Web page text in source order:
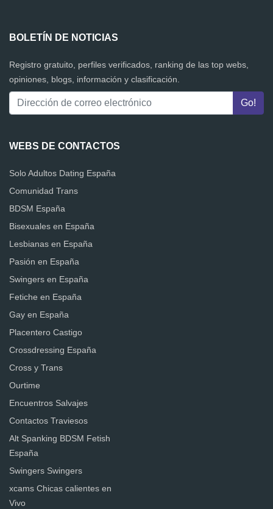
BOLETÍN DE NOTICIAS
Registro gratuito, perfiles verificados, ranking de las top webs,
opiniones, blogs, información y clasificación.
WEBS DE CONTACTOS
Solo Adultos Dating España
Comunidad Trans
BDSM España
Bisexuales en España
Lesbianas en España
Pasión en España
Swingers en España
Fetiche en España
Gay en España
Placentero Castigo
Crossdressing España
Cross y Trans
Ourtime
Encuentros Salvajes
Contactos Traviesos
Alt Spanking BDSM Fetish
España
Swingers Swingers
xcams Chicas calientes en
Vivo